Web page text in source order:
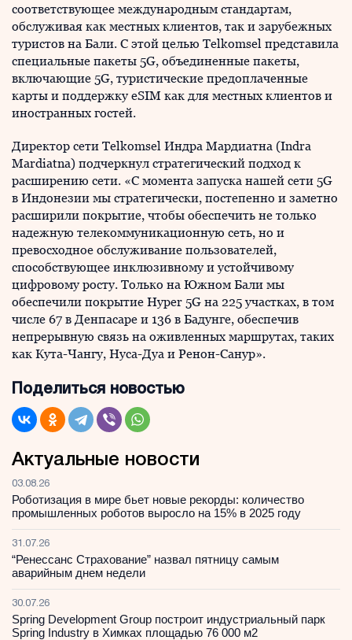
соответствующее международным стандартам,
обслуживая как местных клиентов, так и зарубежных
туристов на Бали. С этой целью Telkomsel представила
специальные пакеты 5G, объединенные пакеты,
включающие 5G, туристические предоплаченные
карты и поддержку eSIM как для местных клиентов и
иностранных гостей.
Директор сети Telkomsel Индра Мардиатна (Indra
Mardiatna) подчеркнул стратегический подход к
расширению сети. «С момента запуска нашей сети 5G
в Индонезии мы стратегически, постепенно и заметно
расширили покрытие, чтобы обеспечить не только
надежную телекоммуникационную сеть, но и
превосходное обслуживание пользователей,
способствующее инклюзивному и устойчивому
цифровому росту. Только на Южном Бали мы
обеспечили покрытие Hyper 5G на 225 участках, в том
числе 67 в Денпасаре и 136 в Бадунге, обеспечив
непрерывную связь на оживленных маршрутах, таких
как Кута-Чангу, Нуса-Дуа и Ренон-Санур».
Поделиться новостью
Актуальные новости
03.08.26
Роботизация в мире бьет новые рекорды: количество
промышленных роботов выросло на 15% в 2025 году
31.07.26
“Ренессанс Страхование” назвал пятницу самым
аварийным днем недели
30.07.26
Spring Development Group построит индустриальный парк
Spring Industry в Химках площадью 76 000 м2